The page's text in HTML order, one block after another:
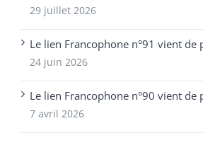
29 juillet 2026
Le lien Francophone n°91 vient de
24 juin 2026
Le lien Francophone n°90 vient de
7 avril 2026